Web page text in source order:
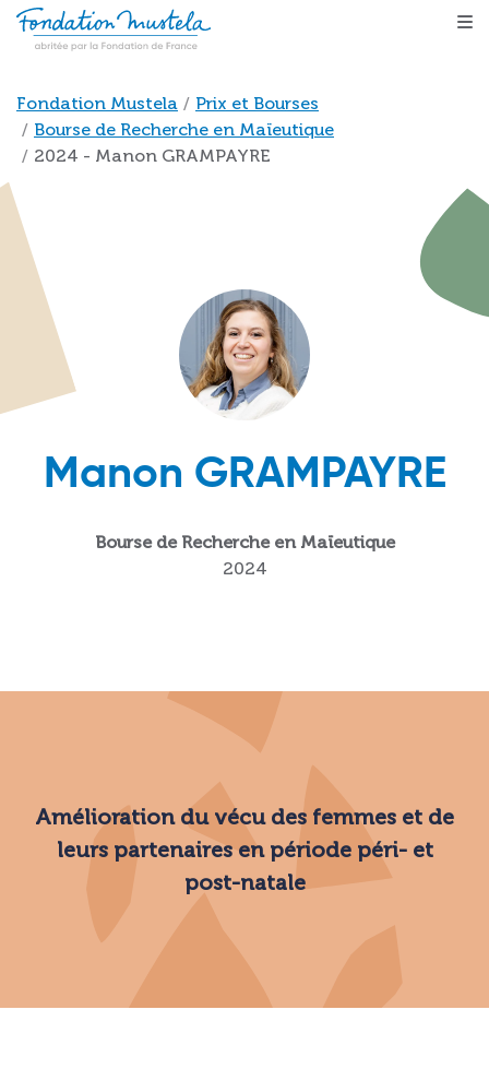
Aller au contenu principal
Fil d'Ariane
Fondation Mustela
Prix et Bourses
Bourse de Recherche en Maïeutique
2024 - Manon GRAMPAYRE
Manon GRAMPAYRE
Bourse de Recherche en Maïeutique
2024
Amélioration du vécu des femmes et de
leurs partenaires en période péri- et
post-natale